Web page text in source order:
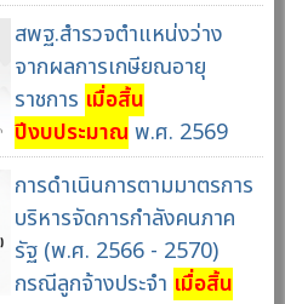
สพฐ.สำรวจตำแหน่งว่าง
จากผลการเกษียณอายุ
ราชการ เมื่อสิ้น
ปีงบประมาณ พ.ศ. 2569
การดำเนินการตามมาตรการ
บริหารจัดการกำลังคนภาค
รัฐ (พ.ศ. 2566 - 2570)
กรณีลูกจ้างประจำ เมื่อสิ้น